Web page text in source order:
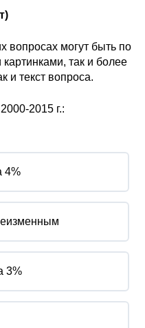
политика и
вопросах могут быть по
так и более
и текст вопроса.
2015 г.:
4%
3%